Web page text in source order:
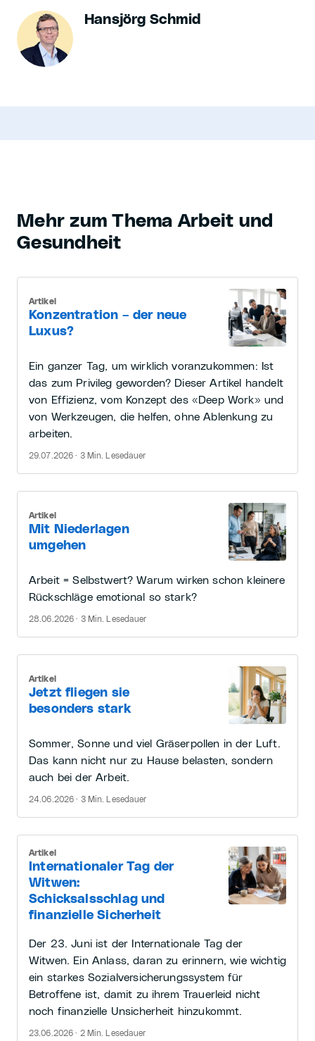
Hansjörg Schmid
Mehr zum Thema Arbeit und
Gesundheit
Konzentration – der neue
Luxus?
Artikel
Ein ganzer Tag, um wirklich voranzukommen: Ist
das zum Privileg geworden? Dieser Artikel handelt
von Effizienz, vom Konzept des «Deep Work» und
von Werkzeugen, die helfen, ohne Ablenkung zu
arbeiten.
29.07.2026 · 3 Min. Lesedauer
Mit Niederlagen
umgehen
Artikel
Arbeit = Selbstwert? Warum wirken schon kleinere
Rückschläge emotional so stark?
28.06.2026 · 3 Min. Lesedauer
Jetzt fliegen sie
besonders stark
Artikel
Sommer, Sonne und viel Gräserpollen in der Luft.
Das kann nicht nur zu Hause belasten, sondern
auch bei der Arbeit.
24.06.2026 · 3 Min. Lesedauer
Internationaler Tag der
Witwen:
Schicksalsschlag und
finanzielle Sicherheit
Artikel
Der 23. Juni ist der Internationale Tag der
Witwen. Ein Anlass, daran zu erinnern, wie wichtig
ein starkes Sozialversicherungssystem für
Betroffene ist, damit zu ihrem Trauerleid nicht
noch finanzielle Unsicherheit hinzukommt.
23.06.2026 · 2 Min. Lesedauer